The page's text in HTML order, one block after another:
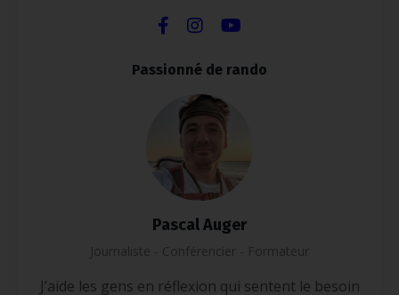
Passionné de rando
Pascal Auger
Journaliste - Conférencier - Formateur
J’aide les gens en réflexion qui sentent le besoin